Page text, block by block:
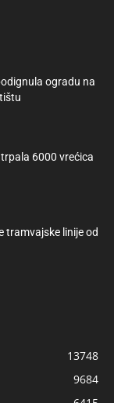
ogradu na
6000 vrećica
tramvajske linije od
13748
9684